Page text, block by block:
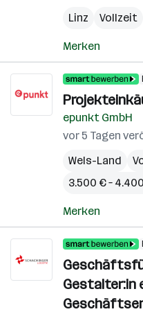
Linz
Vollzeit
Merken
epunkt GmbH
vor 5 Tagen
Wels-Land
3.500 € –
Merken
Gestalter:in